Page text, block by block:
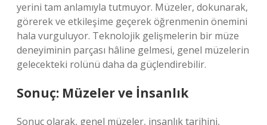
yerini tam anlamıyla tutmuyor. Müzeler, dokunarak,
görerek ve etkileşime geçerek öğrenmenin önemini
hala vurguluyor. Teknolojik gelişmelerin bir müze
deneyiminin parçası hâline gelmesi, genel müzelerin
gelecekteki rolünü daha da güçlendirebilir.
Sonuç: Müzeler ve İnsanlık
Sonuç olarak, genel müzeler, insanlık tarihini,